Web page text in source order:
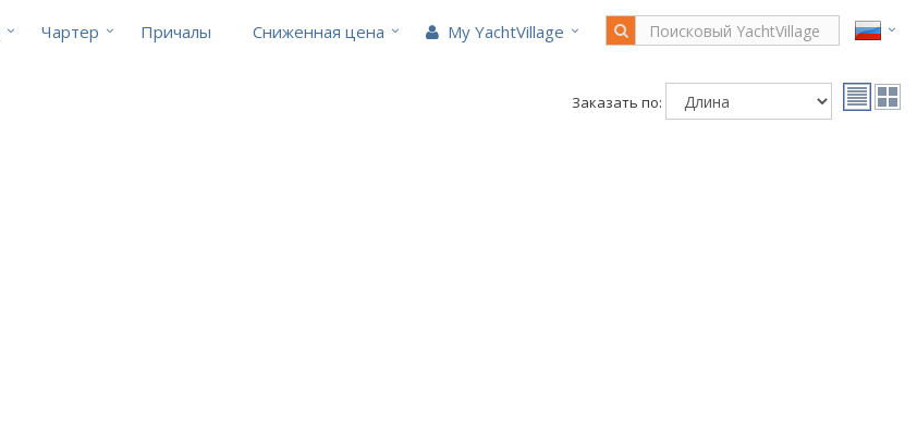
Чартер Причалы Cниженная цена My YachtVillage
Заказать по: